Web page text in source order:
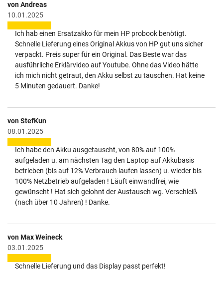
von Andreas
10.01.2025
Ich hab einen Ersatzakko für mein HP probook benötigt.
Schnelle Lieferung eines Original Akkus von HP gut uns sicher
verpackt. Preis super für ein Original. Das Beste war das
ausführliche Erklärvideo auf Youtube. Ohne das Video hätte
ich mich nicht getraut, den Akku selbst zu tauschen. Hat keine
5 Minuten gedauert. Danke!
von StefKun
08.01.2025
Ich habe den Akku ausgetauscht, von 80% auf 100%
aufgeladen u. am nächsten Tag den Laptop auf Akkubasis
betrieben (bis auf 12% Verbrauch laufen lassen) u. wieder bis
100% Netzbetrieb aufgeladen ! Läuft einwandfrei, wie
gewünscht ! Hat sich gelohnt der Austausch wg. Verschleiß
(nach über 10 Jahren) ! Danke.
von Max Weineck
03.01.2025
Schnelle Lieferung und das Display passt perfekt!